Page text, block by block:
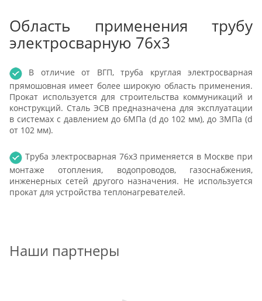
Область применения трубу
электросварную 76x3
В отличие от ВГП, труба круглая электросварная
прямошовная имеет более широкую область применения.
Прокат используется для строительства коммуникаций и
конструкций. Сталь ЭСВ предназначена для эксплуатации
в системах с давлением до 6МПа (d до 102 мм), до 3МПа (d
от 102 мм).
Труба электросварная 76x3 применяется в Москве при
монтаже отопления, водопроводов, газоснабжения,
инженерных сетей другого назначения. Не используется
прокат для устройства теплонагревателей.
Наши партнеры